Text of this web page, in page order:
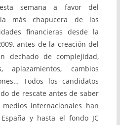
semana a favor del
la más chapucera de las
financieras desde la
antes de la creación del
dechado de complejidad,
aplazamientos, cambios
Todos los candidatos
de rescate antes de saber
internacionales han
y hasta el fondo JC